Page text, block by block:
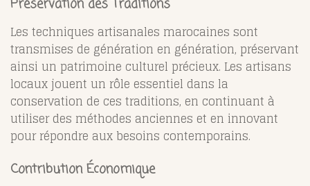
Préservation des Traditions
Les techniques artisanales marocaines sont
transmises de génération en génération, préservant
ainsi un patrimoine culturel précieux. Les artisans
locaux jouent un rôle essentiel dans la
conservation de ces traditions, en continuant à
utiliser des méthodes anciennes et en innovant
pour répondre aux besoins contemporains.
Contribution Économique